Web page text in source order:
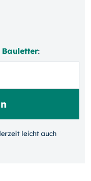
Bauletter:
leicht auch